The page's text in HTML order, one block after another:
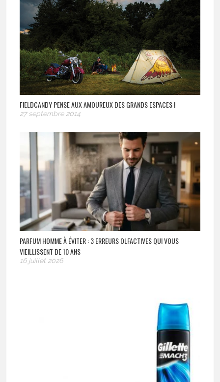
FIELDCANDY PENSE AUX AMOUREUX DES GRANDS ESPACES !
27 septembre 2014
PARFUM HOMME À ÉVITER : 3 ERREURS OLFACTIVES QUI VOUS
VIEILLISSENT DE 10 ANS
16 juillet 2026